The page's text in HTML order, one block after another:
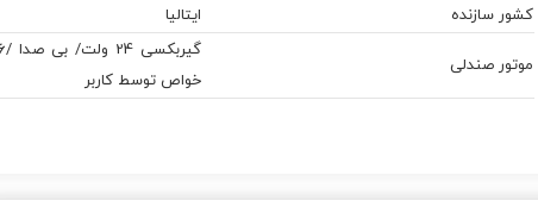
کشور سازنده
ایتالیا
موتور صندلی
خواص توسط کاربر